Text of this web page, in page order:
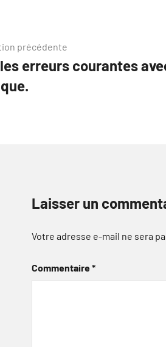
précédente
erreurs courantes
Laisser un
Votre adresse e-mail ne sera
Commentaire*